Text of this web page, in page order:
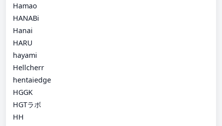
Hamao
HANABi
Hanai
HARU
hayami
Hellcherr
hentaiedge
HGGK
HGTラボ
HH